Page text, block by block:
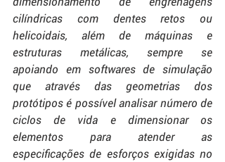
cilíndricas com dentes retos ou
helicoidais, além de máquinas e
estruturas metálicas, sempre se
apoiando em softwares de simulação
que através das geometrias dos
protótipos é possível analisar número de
ciclos de vida e dimensionar os
elementos para atender as
especificações de esforços exigidas no